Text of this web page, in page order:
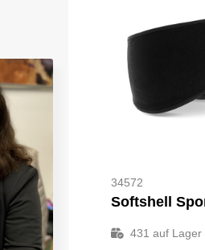
34572
431 auf Lager